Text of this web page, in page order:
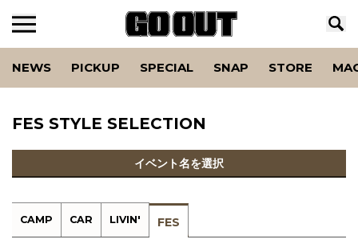
NEWS PICKUP SPECIAL SNAP STORE
FES STYLE SELECTION
イベント名を選択
CAMP CAR LIVIN' FES